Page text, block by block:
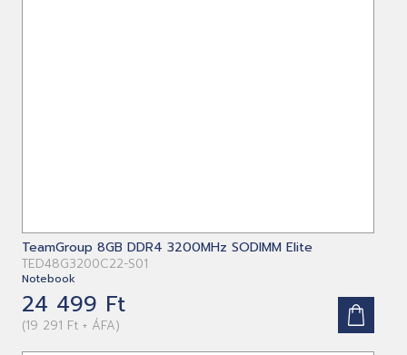
TeamGroup 8GB DDR4 3200MHz SODIMM Elite
TED48G3200C22-S01
Notebook
24 499 Ft
(19 291 Ft + ÁFA)